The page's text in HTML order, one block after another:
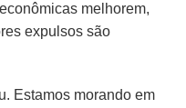
melhorem,
expulsos são
Estamos morando em